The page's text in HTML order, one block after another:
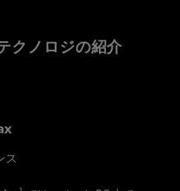
クノロジの紹介
ス